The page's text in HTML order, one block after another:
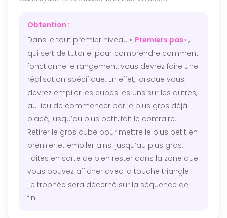
Obtention :
Dans le tout premier niveau « Premiers pas« ,
qui sert de tutoriel pour comprendre comment
fonctionne le rangement, vous devrez faire une
réalisation spécifique. En effet, lorsque vous
devrez empiler les cubes les uns sur les autres,
au lieu de commencer par le plus gros déjà
placé, jusqu’au plus petit, fait le contraire.
Retirer le gros cube pour mettre le plus petit en
premier et empiler ainsi jusqu’au plus gros.
Faites en sorte de bien rester dans la zone que
vous pouvez afficher avec la touche triangle.
Le trophée sera décerné sur la séquence de
fin.